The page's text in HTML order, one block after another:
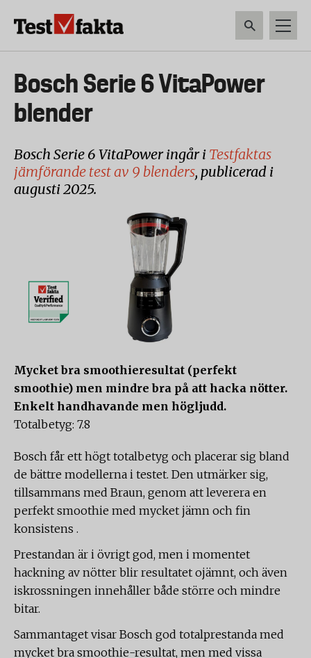
Huvudmeny
ny
Bosch Serie 6 VitaPower
blender
Bosch Serie 6 VitaPower ingår i Testfaktas
jämförande test av 9 blenders, publicerad i
augusti 2025.
Mycket bra smoothieresultat (perfekt
smoothie) men mindre bra på att hacka nötter.
Enkelt handhavande men högljudd.
Totalbetyg: 7.8
Bosch får ett högt totalbetyg och placerar sig bland
de bättre modellerna i testet. Den utmärker sig,
tillsammans med Braun, genom att leverera en
perfekt smoothie med mycket jämn och fin
konsistens .
Prestandan är i övrigt god, men i momentet
hackning av nötter blir resultatet ojämnt, och även
iskrossningen innehåller både större och mindre
bitar.
Sammantaget visar Bosch god totalprestanda med
mycket bra smoothie-resultat, men med vissa